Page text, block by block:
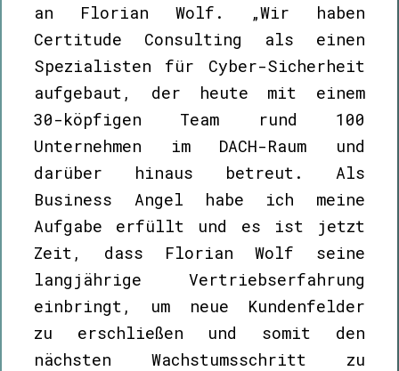
an Florian Wolf. „Wir haben
Certitude Consulting als einen
Spezialisten für Cyber-Sicherheit
aufgebaut, der heute mit einem
30-köpfigen Team rund 100
Unternehmen im DACH-Raum und
darüber hinaus betreut. Als
Business Angel habe ich meine
Aufgabe erfüllt und es ist jetzt
Zeit, dass Florian Wolf seine
langjährige Vertriebserfahrung
einbringt, um neue Kundenfelder
zu erschließen und somit den
nächsten Wachstumsschritt zu